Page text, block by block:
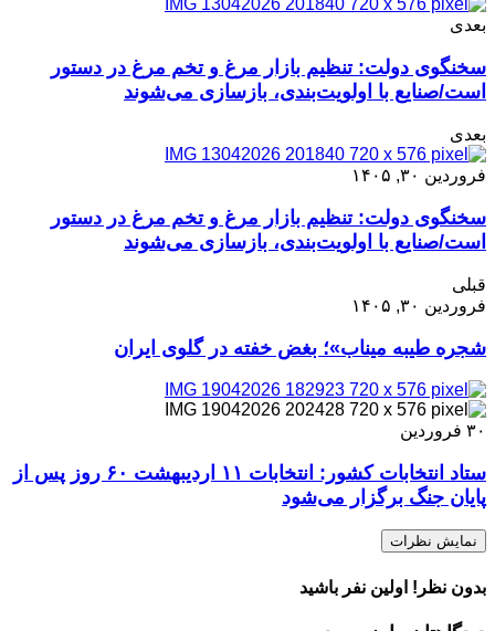
بعدی
سخنگوی دولت: تنظیم بازار مرغ و تخم‌ مرغ در دستور
است/صنایع با اولویت‌بندی، بازسازی می‌شوند
بعدی
فروردین ۳۰, ۱۴۰۵
سخنگوی دولت: تنظیم بازار مرغ و تخم‌ مرغ در دستور
است/صنایع با اولویت‌بندی، بازسازی می‌شوند
قبلی
فروردین ۳۰, ۱۴۰۵
شجره طیبه میناب»؛ بغض خفته در گلوی ایران
۳۰ فروردین
ستاد انتخابات کشور: انتخابات ۱۱ اردیبهشت ۶۰ روز پس از
پایان جنگ برگزار می‌شود
نمایش نظرات
بدون نظر! اولین نفر باشید